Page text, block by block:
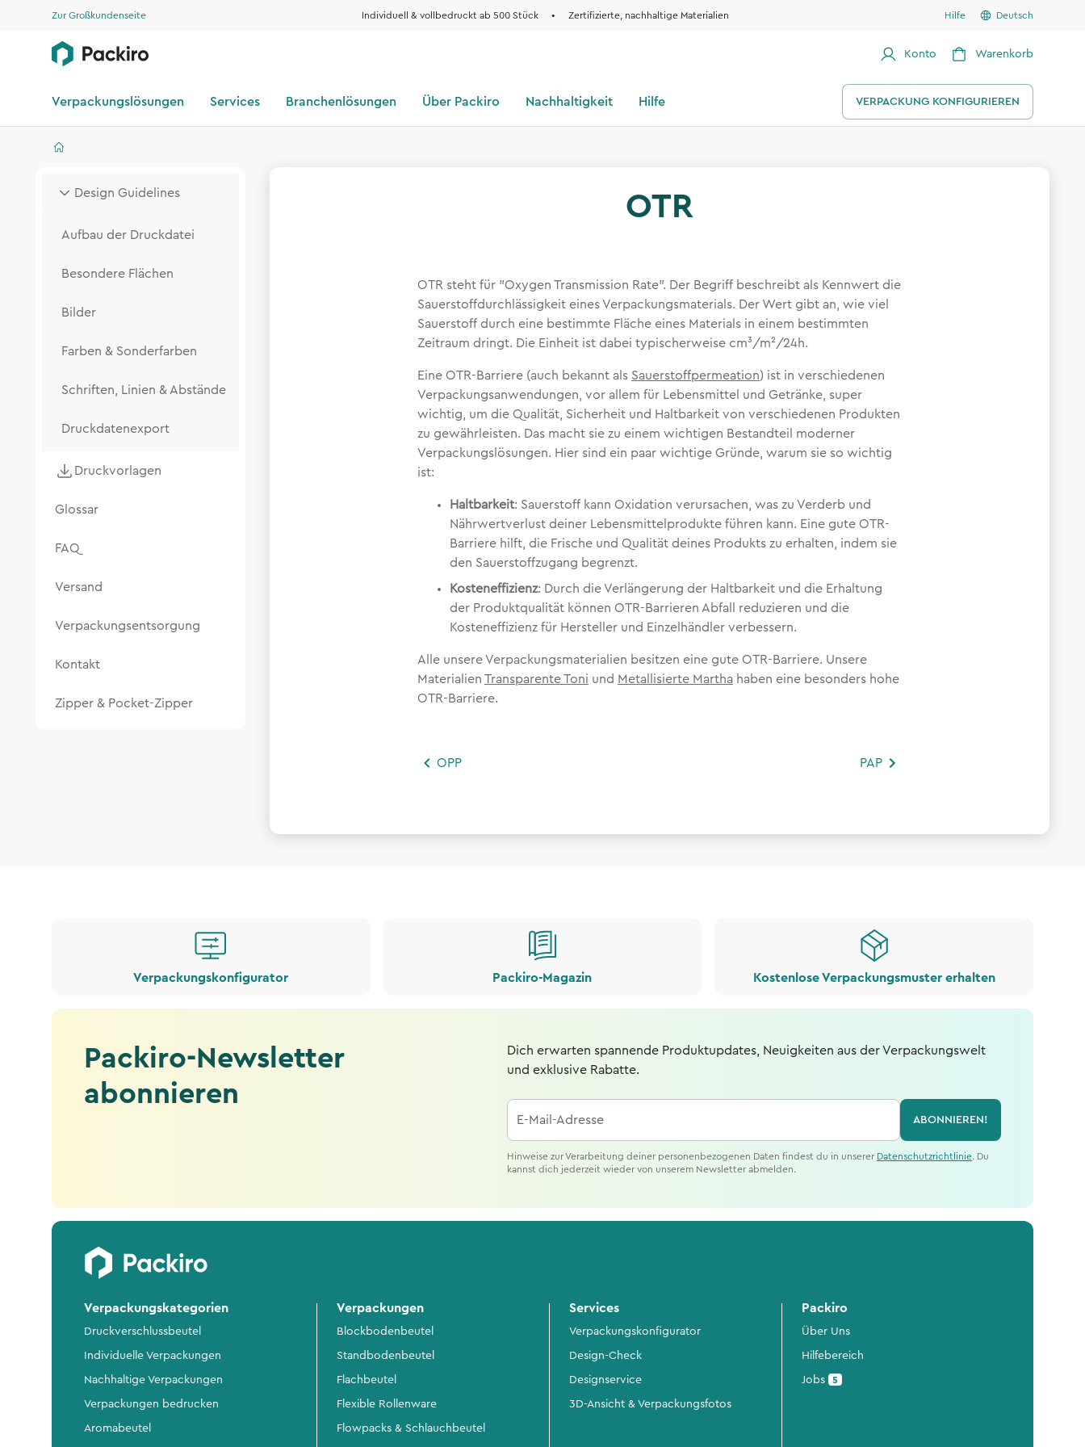
Zur Großkundenseite Individuell & vollbedruckt ab 500 Stück • Zertifizierte, nachhaltige Materialien Hilfe Deutsch
Konto Warenkorb
Verpackungslösungen Services Branchenlösungen Über Packiro Nachhaltigkeit Hilfe VERPACKUNG KONFIGURIEREN
Design Guidelines
Aufbau der Druckdatei
Besondere Flächen
Bilder
Farben & Sonderfarben
Schriften, Linien & Abstände
Druckdatenexport
Druckvorlagen
Glossar
FAQ
Versand
Verpackungsentsorgung
Kontakt
Zipper & Pocket-Zipper
OTR
OTR steht für "Oxygen Transmission Rate". Der Begriff beschreibt als Kennwert die
Sauerstoffdurchlässigkeit eines Verpackungsmaterials. Der Wert gibt an, wie viel
Sauerstoff durch eine bestimmte Fläche eines Materials in einem bestimmten
Zeitraum dringt. Die Einheit ist dabei typischerweise cm³/m²/24h.
Eine OTR-Barriere (auch bekannt als Sauerstoffpermeation) ist in verschiedenen
Verpackungsanwendungen, vor allem für Lebensmittel und Getränke, super
wichtig, um die Qualität, Sicherheit und Haltbarkeit von verschiedenen Produkten
zu gewährleisten. Das macht sie zu einem wichtigen Bestandteil moderner
Verpackungslösungen. Hier sind ein paar wichtige Gründe, warum sie so wichtig
ist:
Haltbarkeit: Sauerstoff kann Oxidation verursachen, was zu Verderb und
Nährwertverlust deiner Lebensmittelprodukte führen kann. Eine gute OTR-
Barriere hilft, die Frische und Qualität deines Produkts zu erhalten, indem sie
den Sauerstoffzugang begrenzt.
Kosteneffizienz: Durch die Verlängerung der Haltbarkeit und die Erhaltung
der Produktqualität können OTR-Barrieren Abfall reduzieren und die
Kosteneffizienz für Hersteller und Einzelhändler verbessern.
Alle unsere Verpackungsmaterialien besitzen eine gute OTR-Barriere. Unsere
Materialien Transparente Toni und Metallisierte Martha haben eine besonders hohe
OTR-Barriere.
OPP PAP
Verpackungskonfigurator Packiro-Magazin Kostenlose Verpackungsmuster erhalten
Packiro-Newsletter
abonnieren
Dich erwarten spannende Produktupdates, Neuigkeiten aus der Verpackungswelt
und exklusive Rabatte.
E-Mail-Adresse ABONNIEREN!
Hinweise zur Verarbeitung deiner personenbezogenen Daten findest du in unserer Datenschutzrichtlinie. Du
kannst dich jederzeit wieder von unserem Newsletter abmelden.
Verpackungskategorien
Druckverschlussbeutel
Individuelle Verpackungen
Nachhaltige Verpackungen
Verpackungen bedrucken
Aromabeutel
Verpackungen
Blockbodenbeutel
Standbodenbeutel
Flachbeutel
Flexible Rollenware
Flowpacks & Schlauchbeutel
Services
Verpackungskonfigurator
Design-Check
Designservice
3D-Ansicht & Verpackungsfotos
Packiro
Über Uns
Hilfebereich
Jobs 5